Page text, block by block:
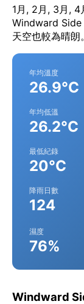
1月, 2月, 3月,
Windward Side
天空也較為晴朗。
年均溫度
26.9°C
年均低溫
26.2°C
最低紀錄
20°C
降雨日數
124
濕度
76%
Windward